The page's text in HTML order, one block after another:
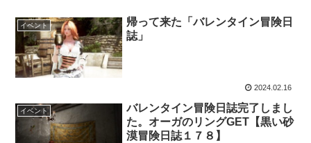
イベント
帰って来た「バレンタイン冒険日
誌」
2024.02.16
イベント
バレンタイン冒険日誌完了しまし
た。オーガのリングGET【黒い砂
漠冒険日誌１７８】